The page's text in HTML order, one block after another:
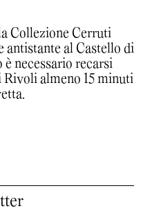
Collezione Cerruti
antistante al Castello di
necessario recarsi
almeno 15 minuti